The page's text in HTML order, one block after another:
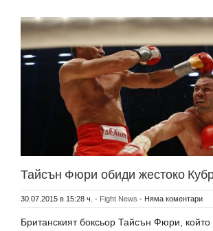
Тайсън Фюри обиди жестоко
30.07.2015 в 15:28 ч. - Fight News - Няма коментари
Британският боксьор Тайсън Фюри,